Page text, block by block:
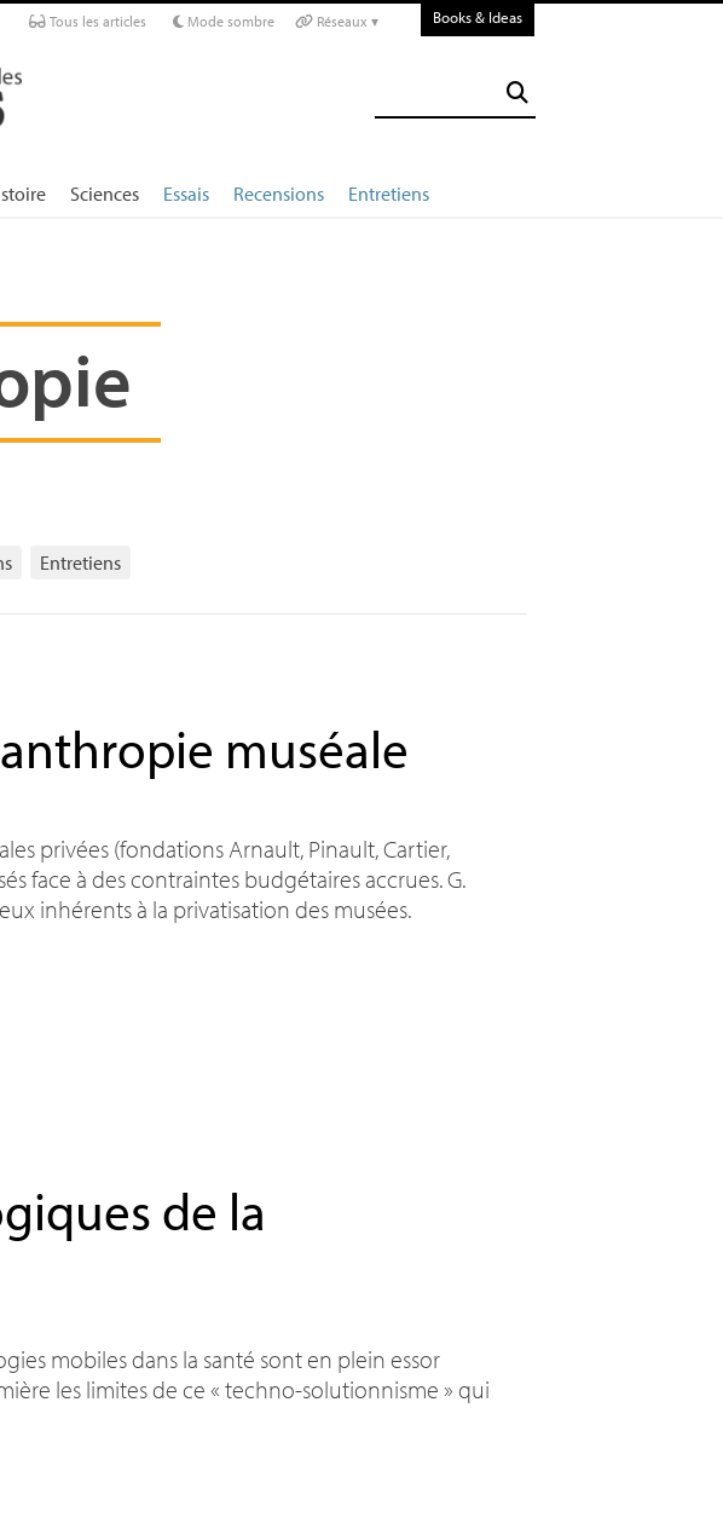
Tous les articles Mode sombre Réseaux ▾ Books & Ideas
Sciences Essais Recensions Entretiens
Entretiens
muséale
privées (fondations Arnault, Pinault, Cartier,
face à des contraintes budgétaires accrues. G.
inhérents à la privatisation des musées.
de la
mobiles dans la santé sont en plein essor
les limites de ce «techno-solutionnisme » qui